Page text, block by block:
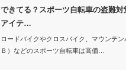
できてる？スポーツ自転車の盗難対
アイテ…
ロードバイクやクロスバイク、マウンテン
Ｂ）などのスポーツ自転車は高価…